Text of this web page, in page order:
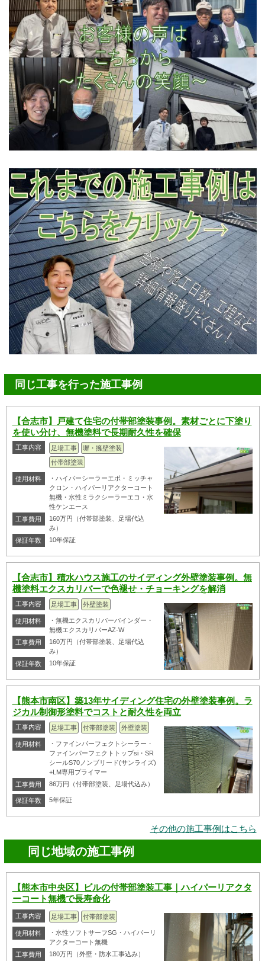
同じ工事を行った施工事例
【合志市】戸建て住宅の付帯部塗装事例。素材ごとに下塗り
を使い分け、無機塗料で長期耐久性を確保
工事内容 足場工事
塀・擁壁塗装
付帯部塗装
使用材料
・ハイパーシーラーエポ・ミッチャ
クロン・ハイパーリアクターコート
無機・水性ミラクシーラーエコ・水
性ケンエース
工事費用
160万円（付帯部塗装、足場代込
み）
保証年数
10年保証
【合志市】積水ハウス施工のサイディング外壁塗装事例。無
機塗料エクスカリバーで色褪せ・チョーキングを解消
工事内容 足場工事 外壁塗装
使用材料
・無機エクスカリバーバインダー・
無機エクスカリバーAZ-W
工事費用
160万円（付帯部塗装、足場代込
み）
保証年数
10年保証
【熊本市南区】築13年サイディング住宅の外壁塗装事例。ラ
ジカル制御形塗料でコストと耐久性を両立
工事内容 足場工事 付帯部塗装 外壁塗装
使用材料
・ファインパーフェクトシーラー・
ファインパーフェクトトップsi・SR
シールS70ノンブリード(サンライズ)
+LM専用プライマー
工事費用
86万円（付帯部塗装、足場代込み）
保証年数 5年保証
その他の施工事例はこちら
同じ地域の施工事例
【熊本市中央区】ビルの付帯部塗装工事｜ハイパーリアクタ
ーコート無機で長寿命化
工事内容 足場工事 付帯部塗装
使用材料
・水性ソフトサーフSG・ハイパーリ
アクターコート無機
工事費用
180万円（外壁・防水工事込み）